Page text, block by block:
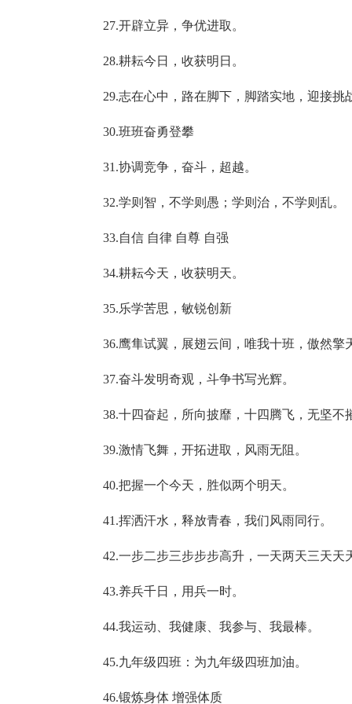
27.开辟立异，争优进取。
28.耕耘今日，收获明日。
29.志在心中，路在脚下，脚踏实地，迎接挑
30.班班奋勇登攀
31.协调竞争，奋斗，超越。
32.学则智，不学则愚；学则治，不学则乱。
33.自信 自律 自尊 自强
34.耕耘今天，收获明天。
35.乐学苦思，敏锐创新
36.鹰隼试翼，展翅云间，唯我十班，傲然擎
37.奋斗发明奇观，斗争书写光辉。
38.十四奋起，所向披靡，十四腾飞，无坚不
39.激情飞舞，开拓进取，风雨无阻。
40.把握一个今天，胜似两个明天。
41.挥洒汗水，释放青春，我们风雨同行。
42.一步二步三步步步高升，一天两天三天天
43.养兵千日，用兵一时。
44.我运动、我健康、我参与、我最棒。
45.九年级四班：为九年级四班加油。
46.锻炼身体 增强体质